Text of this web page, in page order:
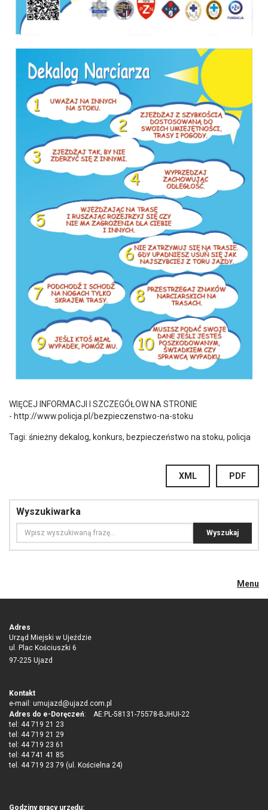
WIĘCEJ INFORMACJI I SZCZEGÓŁOW NA STRONIE
- http://www.policja.pl/bezpieczenstwo-na-stoku
Tagi: śnieżny dekalog, konkurs, bezpieczeństwo na stoku, policja
PDF
XML
Wyszukiwarka
Menu
Adres
Urząd Miejski w Ujeździe
ul. Plac Kościuszki 6
97-225 Ujazd
Kontakt
e-mail: umujazd@ujazd.com.pl
Adres do e-Doręczeń: AE:PL-58131-75578-BJHUI-22
tel: 44 719 21 23
tel: 44 719 21 29
tel: 44 719 23 61
tel: 44 741 41 85
tel. 44 719 23 79 (ul. Kościelna 24)
Godziny pracy urzędu: